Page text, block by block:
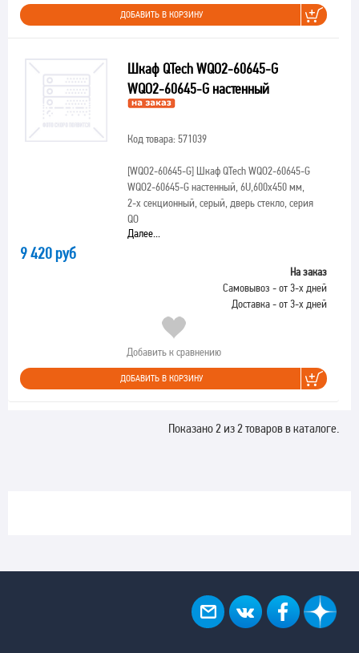
ДОБАВИТЬ В КОРЗИНУ
Шкаф QTech WQO2-60645-G
WQO2-60645-G настенный
Код товара: 571039
[WQO2-60645-G]Шкаф QTech WQO2-60645-G
WQO2-60645-G настенный, 6U,600x450 мм,
2-х секционный, серый, дверь стекло, серия
QO
Далее...
9 420 руб
На заказ
Самовывоз - от 3-х дней
Доставка - от 3-х дней
Добавить к сравнению
ДОБАВИТЬ В КОРЗИНУ
Показано 2 из 2 товаров в каталоге.